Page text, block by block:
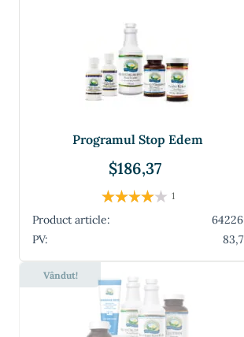
Programul Stop Edem
$186,37
1
Product article:
64226
PV:
83,7
Vândut!